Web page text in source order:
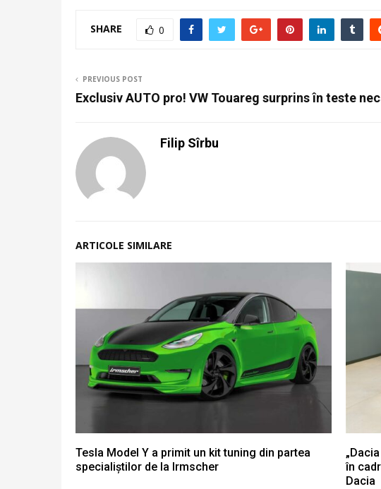
SHARE 0
PREVIOUS POST
Exclusiv AUTO pro! VW Touareg surprins în teste
Filip Sîrbu
ARTICOLE SIMILARE
Tesla Model Y a primit un kit tuning din partea
specialiștilor de la Irmscher
în
Dacia